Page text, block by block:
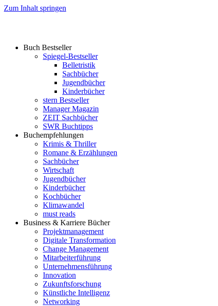
Zum Inhalt springen
Buch Bestseller
Spiegel-Bestseller
Belletristik
Sachbücher
Jugendbücher
Kinderbücher
stern Bestseller
Manager Magazin
ZEIT Sachbücher
SWR Buchtipps
Buchempfehlungen
Krimis & Thriller
Romane & Erzählungen
Sachbücher
Wirtschaft
Jugendbücher
Kinderbücher
Kochbücher
Klimawandel
must reads
Business & Karriere Bücher
Projektmanagement
Digitale Transformation
Change Management
Mitarbeiterführung
Unternehmensführung
Innovation
Zukunftsforschung
Künstliche Intelligenz
Networking